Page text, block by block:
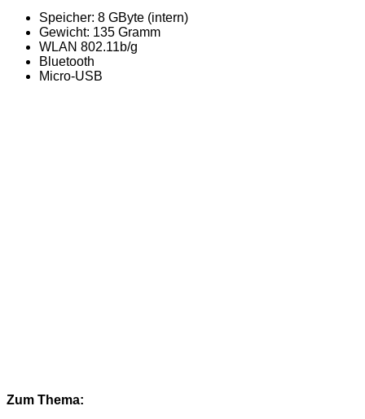
Speicher: 8 GByte (intern)
Gewicht: 135 Gramm
WLAN 802.11b/g
Bluetooth
Micro-USB
Zum Thema: